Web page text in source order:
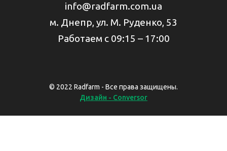
info@radfarm.com.ua
м. Днепр, ул. М. Руденко, 53
Работаем с 09:15 – 17:00
© 2022 Radfarm - Все права защищены.
Дизайн - Conversor